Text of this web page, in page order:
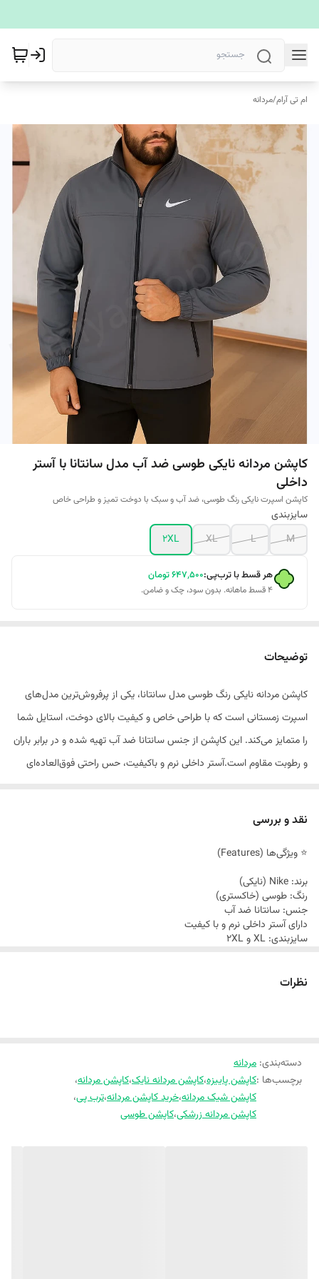
ام تی آرام/مردانه
کاپشن مردانه نایکی طوسی ضد آب مدل سانتانا با آستر
داخلی
کاپشن اسپرت نایکی رنگ طوسی، ضد آب و سبک با دوخت تمیز و طراحی خاص
سایزبندی
M
L
XL
2XL
هر قسط با ترب‌پی:۶۴۷٬۵۰۰تومان
۴ قسط ماهانه. بدون سود، چک و ضامن.
توضیحات
کاپشن مردانه نایکی رنگ طوسی مدل سانتانا، یکی از پرفروش‌ترین مدل‌های
اسپرت زمستانی است که با طراحی خاص و کیفیت بالای دوخت، استایل شما
را متمایز می‌کند. این کاپشن از جنس سانتانا ضد آب تهیه شده و در برابر باران
و رطوبت مقاوم است.آستر داخلی نرم و باکیفیت، حس راحتی فوق‌العاده‌ای
ریپ‌دار ضد آب و زیپ‌های روان، استفاده از این کاپشن را ساده و کاربردی
کرده‌اند.کاپشن طوسی نایکی به دلیل طراحی ساده و رنگ خنثی، به‌راحتی با
انواع استایل‌های اسپرت و روزمره ست می‌شود.این مدل برای آقایان و بانوان
خوش‌پوش که به استایل مینیمال و خاص علاقه دارند، انتخابی ایده‌آل است..
نقد و بررسی
⭐ ویژگی‌ها (Features)
برند: Nike (نایکی)
رنگ: طوسی (خاکستری)
جنس: سانتانا ضد آب
دارای آستر داخلی نرم و با کیفیت
سایزبندی: XL و 2XL
دارای دو جیب واتر ریپ‌دار ضد نفوذ آب
راهنمای سایزبندی
نظرات
دسته‌بندی: مردانه
برچسب‌ها :کاپشن پاییزه،کاپشن مردانه نایک،کاپشن مردانه،
کاپشن شیک مردانه،خرید کاپشن مردانه،ترب پی،
کاپشن مردانه زرشکی،کاپشن طوسی